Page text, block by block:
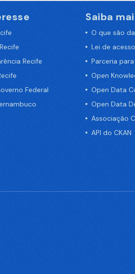
Recife
Federal
Saiba
O que são
Lei de
Parceria
Open
Open Data
Open Data
Associação
API do CKAN